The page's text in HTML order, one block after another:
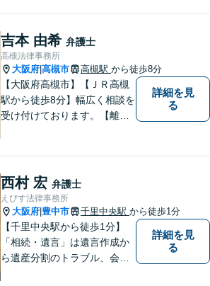
【成年後見】など将来の不安
の予防まで。
吉本 由希 弁護士
高槻法律事務所
大阪府 高槻市 高槻駅 から徒歩8分
【大阪府高槻市】【ＪＲ高槻
駅から徒歩8分】幅広く相談を
受け付けております。【離
ど将来の不安の予防まで。
詳細を見
る
西村 宏 弁護士
えびす法律事務所
大阪府 豊中市 千里中央駅 から徒歩1分
【千里中央駅から徒歩1分】
「相続・遺言」は遺言作成か
ら遺産分割のトラブル、会社
詳細を見
る